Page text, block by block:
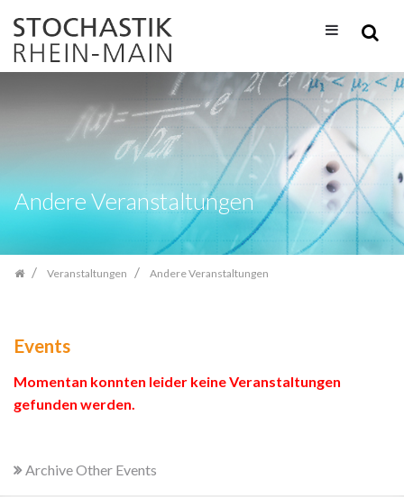
Inhalt
springen
Andere Veranstaltungen
Veranstaltungen Andere Veranstaltungen
Events
Momentan konnten leider keine Veranstaltungen
gefunden werden.
Archive Other Events